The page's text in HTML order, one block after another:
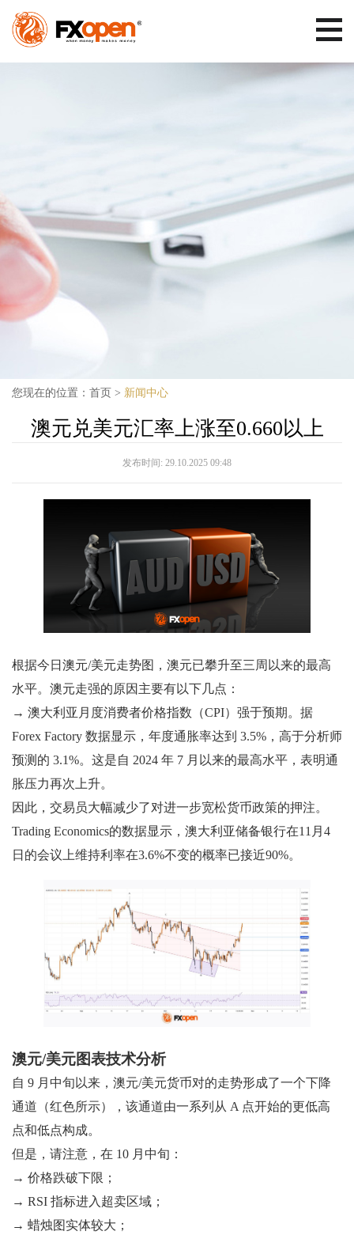
您现在的位置： 首页 > 新闻中心
澳元兑美元汇率上涨至0.660以上
发布时间: 29.10.2025 09:48
根据今日澳元/美元走势图，澳元已攀升至三周以来的最高
水平。澳元走强的原因主要有以下几点：
→ 澳大利亚月度消费者价格指数（CPI）强于预期。据
Forex Factory 数据显示，年度通胀率达到 3.5%，高于分析师
预测的 3.1%。这是自 2024 年 7 月以来的最高水平，表明通
胀压力再次上升。
因此，交易员大幅减少了对进一步宽松货币政策的押注。
Trading Economics的数据显示，澳大利亚储备银行在11月4
日的会议上维持利率在3.6%不变的概率已接近90%。
澳元/美元图表技术分析
自 9 月中旬以来，澳元/美元货币对的走势形成了一个下降
通道（红色所示），该通道由一系列从 A 点开始的更低高
点和低点构成。
但是，请注意，在 10 月中旬：
→ 价格跌破下限；
→ RSI 指标进入超卖区域；
→ 蜡烛图实体较大；